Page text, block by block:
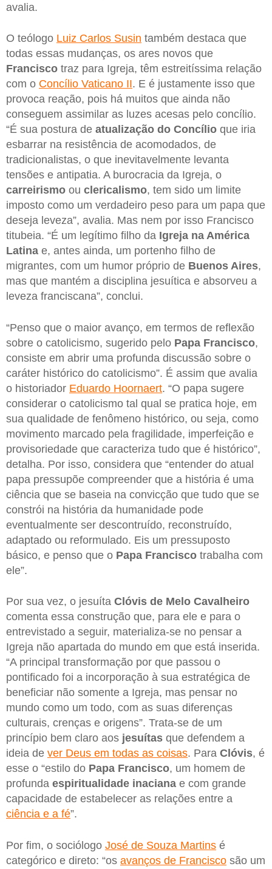
avalia.
O teólogo Luiz Carlos Susin também destaca que
todas essas mudanças, os ares novos que
Francisco traz para Igreja, têm estreitíssima relação
com o Concílio Vaticano II. E é justamente isso que
provoca reação, pois há muitos que ainda não
conseguem assimilar as luzes acesas pelo concílio.
“É sua postura de atualização do Concílio que iria
esbarrar na resistência de acomodados, de
tradicionalistas, o que inevitavelmente levanta
tensões e antipatia. A burocracia da Igreja, o
carreirismo ou clericalismo, tem sido um limite
imposto como um verdadeiro peso para um papa que
deseja leveza”, avalia. Mas nem por isso Francisco
titubeia. “É um legítimo filho da Igreja na América
Latina e, antes ainda, um portenho filho de
migrantes, com um humor próprio de Buenos Aires,
mas que mantém a disciplina jesuítica e absorveu a
leveza franciscana”, conclui.
“Penso que o maior avanço, em termos de reflexão
sobre o catolicismo, sugerido pelo Papa Francisco,
consiste em abrir uma profunda discussão sobre o
caráter histórico do catolicismo”. É assim que avalia
o historiador Eduardo Hoornaert. “O papa sugere
considerar o catolicismo tal qual se pratica hoje, em
sua qualidade de fenômeno histórico, ou seja, como
movimento marcado pela fragilidade, imperfeição e
provisoriedade que caracteriza tudo que é histórico”,
detalha. Por isso, considera que “entender do atual
papa pressupõe compreender que a história é uma
ciência que se baseia na convicção que tudo que se
constrói na história da humanidade pode
eventualmente ser descontruído, reconstruído,
adaptado ou reformulado. Eis um pressuposto
básico, e penso que o Papa Francisco trabalha com
ele”.
Por sua vez, o jesuíta Clóvis de Melo Cavalheiro
comenta essa construção que, para ele e para o
entrevistado a seguir, materializa-se no pensar a
Igreja não apartada do mundo em que está inserida.
“A principal transformação por que passou o
pontificado foi a incorporação à sua estratégica de
beneficiar não somente a Igreja, mas pensar no
mundo como um todo, com as suas diferenças
culturais, crenças e origens”. Trata-se de um
princípio bem claro aos jesuítas que defendem a
ideia de ver Deus em todas as coisas. Para Clóvis, é
esse o “estilo do Papa Francisco, um homem de
profunda espiritualidade inaciana e com grande
capacidade de estabelecer as relações entre a
ciência e a fé”.
Por fim, o sociólogo José de Souza Martins é
categórico e direto: “os avanços de Francisco são um